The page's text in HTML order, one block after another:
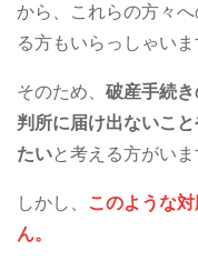
から、これらの方々
る方もいらっしゃいま
そのため、 破産手続
判所に届け出ないこ
たいと考える方がいま
しかし、
このような
ん。